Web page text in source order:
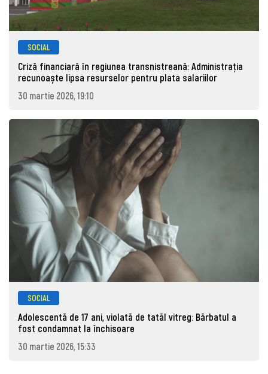
SOCIAL
Criză financiară în regiunea transnistreană: Administrația
recunoaște lipsa resurselor pentru plata salariilor
30 martie 2026, 19:10
SOCIAL
Adolescentă de 17 ani, violată de tatăl vitreg: Bărbatul a
fost condamnat la închisoare
30 martie 2026, 15:33